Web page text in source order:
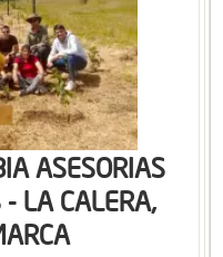
ASESORIAS
LA CALERA,